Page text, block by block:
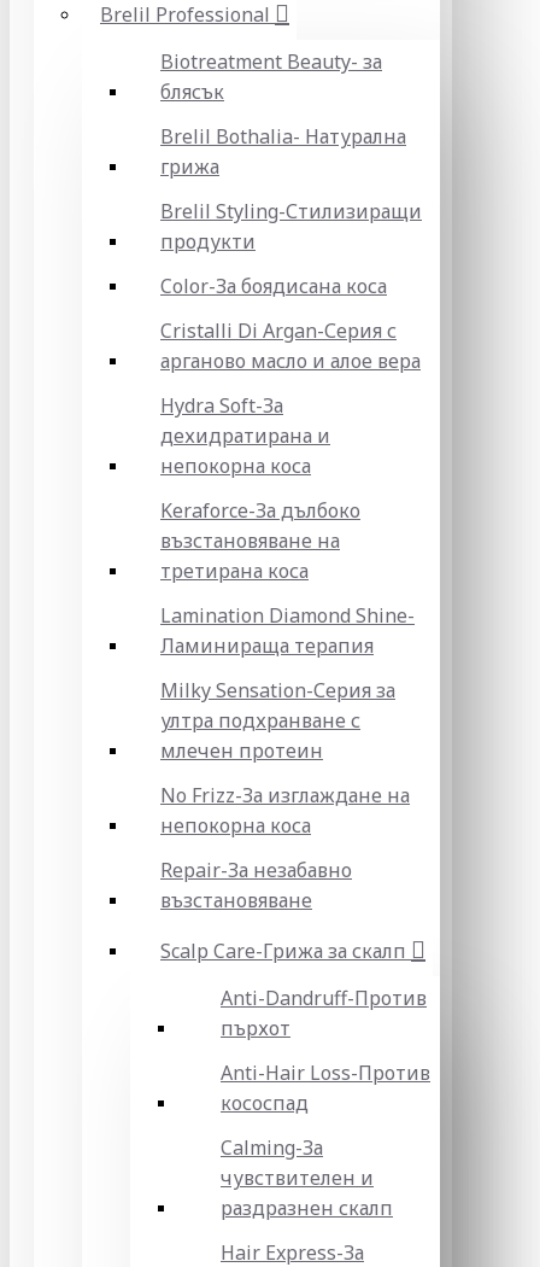
Brelil Professional
Biotreatment Beauty- за
блясък
Brelil Bothalia- Натурална
грижа
Brelil Styling-Стилизиращи
продукти
Color-За боядисана коса
Cristalli Di Argan-Серия с
арганово масло и алое вера
Hydra Soft-За
дехидратирана и
непокорна коса
Keraforce-За дълбоко
възстановяване на
третирана коса
Lamination Diamond Shine-
Ламинираща терапия
Milky Sensation-Серия за
ултра подхранване с
млечен протеин
No Frizz-За изглаждане на
непокорна коса
Repair-За незабавно
възстановяване
Scalp Care-Грижа за скалп
Anti-Dandruff-Против
пърхот
Anti-Hair Loss-Против
кососпад
Calming-За
чувствителен и
раздразнен скалп
Hair Express-За